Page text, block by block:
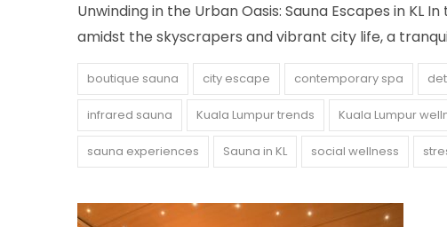
Unwinding in the Urban Oasis: Sauna Escapes in
amidst the skyscrapers and vibrant city life, a
boutique sauna city escape contemporary spa
infrared sauna Kuala Lumpur trends Kuala Lumpur
sauna experiences Sauna in KL social wellness